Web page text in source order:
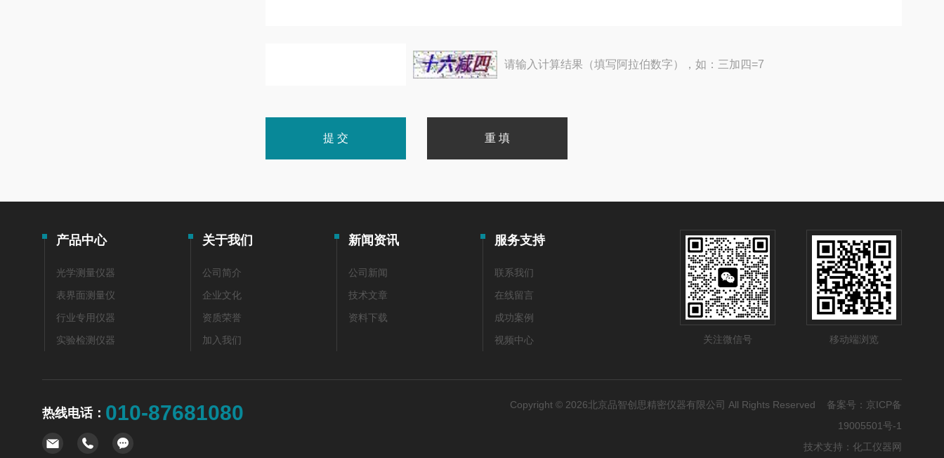
请输入计算结果（填写阿拉伯数字），如：三加四=7
产品中心
光学测量仪器
表界面测量仪
行业专用仪器
实验检测仪器
关于我们
公司简介
企业文化
资质荣誉
加入我们
新闻资讯
公司新闻
技术文章
资料下载
服务支持
联系我们
在线留言
成功案例
视频中心
关注微信号 移动端浏览
热线电话： 010-87681080 Copyright © 2026北京品智创思精密仪器有限公司 All Rights Reserved 备案号： 京ICP备
19005501号-1
技术支持： 化工仪器网